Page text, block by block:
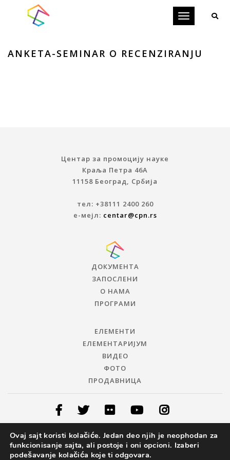
Toggle
ANKETA-SEMINAR O RECENZIRANJU
Центар за промоцију науке
Краља Петра 46A
11158 Београд, Србија
тел: +38111 2400 260
е-мејл: centar@cpn.rs
ДОКУМЕНТА
ЗАПОСЛЕНИ
О НАМА
ПРОГРАМИ
ЕЛЕМЕНТИ
ЕЛЕМЕНТАРИЈУМ
ВИДЕО
ФОТО
ПРОДАВНИЦА
© 2019 ЦЕНТАР ЗА ПРОМОЦИЈУ НАУКЕ
Ovaj sajt koristi kolačiće. Jedan deo njih je neophodan za
funkcionisanje sajta, ali postoje i oni opcioni. Izaberi
podešavanje kolačića koje ti odgovara.